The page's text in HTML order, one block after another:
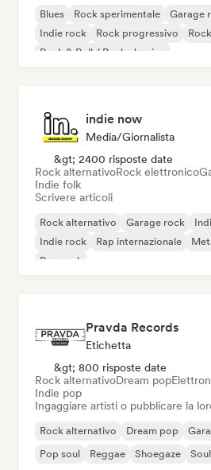
Blues Rock sperimentale Garage
Indie rock
Rock progressivo
Rock & Roll / Rock classico
indie now
Media/Giornalista
&gt; 2400 risposte date
Rock alternativoRock elettronico
Indie folk
Scrivere articoli
Rock alternativo Garage rock
Indie rock
Rap internazionale
Pop rock
Pravda Records
Etichetta
&gt; 800 risposte date
Rock alternativoDream pop
Indie pop
Ingaggiare artisti o pubblicare la
Rock alternativo Dream pop
Pop soul
Reggae Shoegaze Soul